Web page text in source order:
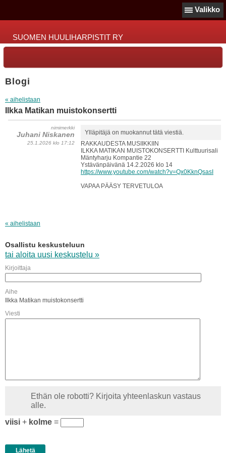
Valikko
SUOMEN HUULIHARPISTIT RY
Blogi
« aihelistaan
Ilkka Matikan muistokonsertti
nimimerkki
Juhani Niskanen
25.1.2026 klo 17:12
Ylläpitäjä on muokannut tätä viestiä.
RAKKAUDESTA MUSIIKKIIN
ILKKA MATIKAN MUISTOKONSERTTI Kulttuurisali
Mäntyharju Kompantie 22
Ystävänpäivänä 14.2.2026 klo 14
https://www.youtube.com/watch?v=Qx0KknQsasI
VAPAA PÄÄSY TERVETULOA
« aihelistaan
Osallistu keskusteluun
tai aloita uusi keskustelu »
Kirjoittaja
Aihe
Ilkka Matikan muistokonsertti
Viesti
Ethän ole robotti? Kirjoita yhteenlaskun vastaus
alle.
viisi + kolme =